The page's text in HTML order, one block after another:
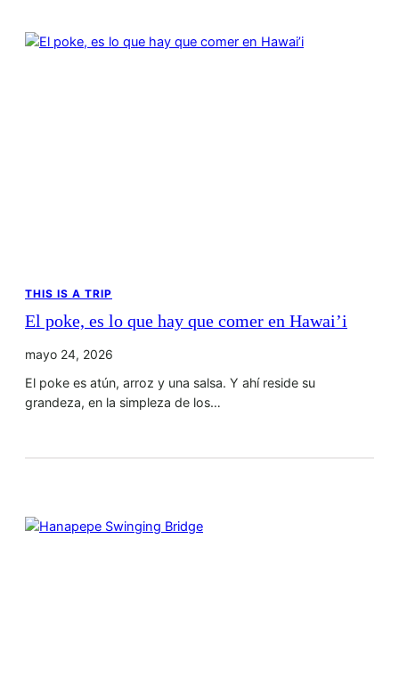
THIS IS A TRIP
El poke, es lo que hay que comer en Hawai’i
mayo 24, 2026
El poke es atún, arroz y una salsa. Y ahí reside su
grandeza, en la simpleza de los…